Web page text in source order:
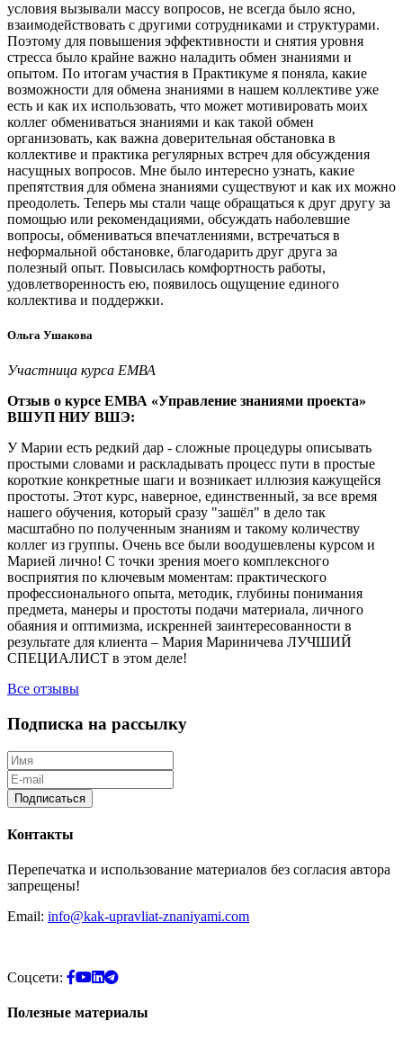
условия вызывали массу вопросов, не всегда было ясно,
взаимодействовать с другими сотрудниками и структурами.
Поэтому для повышения эффективности и снятия уровня
стресса было крайне важно наладить обмен знаниями и
опытом. По итогам участия в Практикуме я поняла, какие
возможности для обмена знаниями в нашем коллективе уже
есть и как их использовать, что может мотивировать моих
коллег обмениваться знаниями и как такой обмен
организовать, как важна доверительная обстановка в
коллективе и практика регулярных встреч для обсуждения
насущных вопросов. Мне было интересно узнать, какие
препятствия для обмена знаниями существуют и как их можно
преодолеть. Теперь мы стали чаще обращаться к друг другу за
помощью или рекомендациями, обсуждать наболевшие
вопросы, обмениваться впечатлениями, встречаться в
неформальной обстановке, благодарить друг друга за
полезный опыт. Повысилась комфортность работы,
удовлетворенность ею, появилось ощущение единого
коллектива и поддержки.
Ольга Ушакова
Участница курса ЕМВА
Отзыв о курсе ЕМВА «Управление знаниями проекта»
ВШУП НИУ ВШЭ:
У Марии есть редкий дар - сложные процедуры описывать
простыми словами и раскладывать процесс пути в простые
короткие конкретные шаги и возникает иллюзия кажущейся
простоты. Этот курс, наверное, единственный, за все время
нашего обучения, который сразу "зашёл" в дело так
масштабно по полученным знаниям и такому количеству
коллег из группы. Очень все были воодушевлены курсом и
Марией лично! С точки зрения моего комплексного
восприятия по ключевым моментам: практического
профессионального опыта, методик, глубины понимания
предмета, манеры и простоты подачи материала, личного
обаяния и оптимизма, искренней заинтересованности в
результате для клиента – Мария Мариничева ЛУЧШИЙ
СПЕЦИАЛИСТ в этом деле!
Все отзывы
Подписка на рассылку
Подписаться
Контакты
Перепечатка и использование материалов без согласия автора
запрещены!
Email: info@kak-upravliat-znaniyami.com
Соцсети:
Полезные материалы